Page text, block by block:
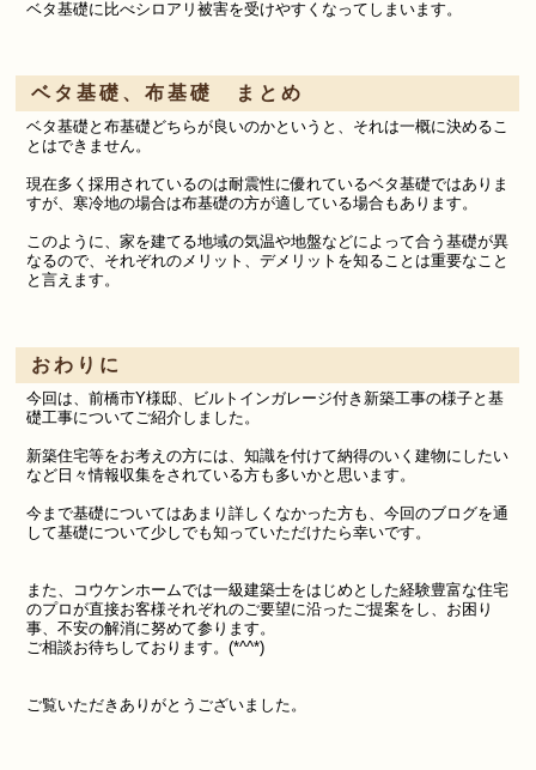
ベタ基礎に比べシロアリ被害を受けやすくなってしまいます。
ベタ基礎、布基礎 まとめ
ベタ基礎と布基礎どちらが良いのかというと、それは一概に決めるこ
とはできません。
現在多く採用されているのは耐震性に優れているベタ基礎ではありま
すが、寒冷地の場合は布基礎の方が適している場合もあります。
このように、家を建てる地域の気温や地盤などによって合う基礎が異
なるので、それぞれのメリット、デメリットを知ることは重要なこと
と言えます。
おわりに
今回は、 前橋市Y様邸、
ビルトインガレージ付き新築工事の様子と基
礎工事についてご紹介しました。
新築住宅等をお考えの方には、知識を付けて納得のいく建物にしたい
など日々情報収集をされている方も多いかと思います。
今まで基礎についてはあまり詳しくなかった方も、今回のブログを通
して基礎について少しでも知っていただけたら幸いです。
また、コウケンホームでは一級建築士をはじめとした経験豊富な住宅
のプロが直接お客様それぞれのご要望に沿ったご提案をし、お困り
事、不安の解消に努めて参ります。
ご相談お待ちしております。(*^^*)
ご覧いただきありがとうございました。